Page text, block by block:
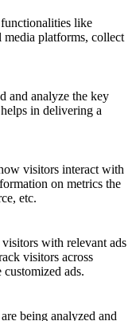
like
media platforms, collect
and analyze the key
in delivering a
visitors interact with
on metrics the
etc.
with relevant ads
visitors across
ads.
being analyzed and